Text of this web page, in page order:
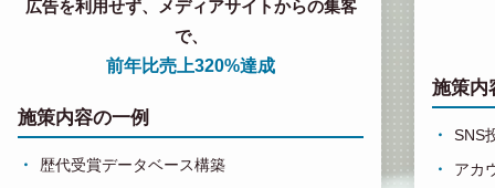
広告を利用せず、メディアサイトからの集客
で、
前年比売上320%達成
施策内容の一例
歴代受賞データベース構築
施策内
SNS
アカ